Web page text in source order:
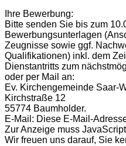
Ihre Bewerbung:
Bitte senden Sie bis zum
Bewerbungsunterlagen
Zeugnisse sowie ggf.
Qualifikationen) inkl. dem
Dienstantritts zum
oder per Mail an:
Ev. Kirchengemeinde Saar-
Kirchstraße 12
55774 Baumholder.
E-Mail: Diese E-Mail-
Zur Anzeige muss
Wir freuen uns darauf, Sie